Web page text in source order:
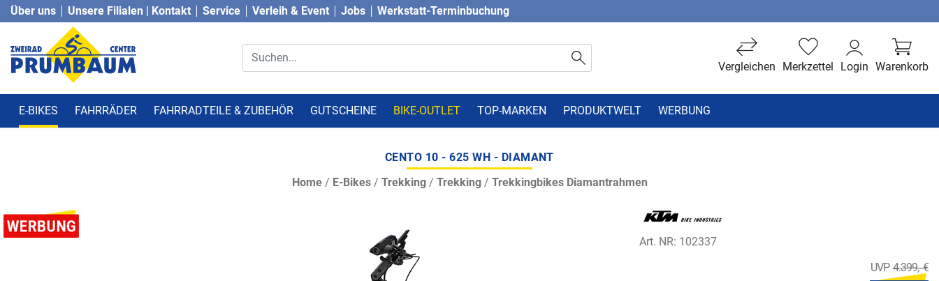
Über uns Unsere Filialen | Kontakt Service Verleih & Event Jobs Werkstatt-Terminbuchung
Warenkorb
Login
Merkzettel
Vergleichen
E-BIKES FAHRRÄDER FAHRRADTEILE & ZUBEHÖR GUTSCHEINE BIKE-OUTLET TOP-MARKEN PRODUKTWELT WERBUNG
CENTO 10 - 625 WH - DIAMANT
Home/ E-Bikes/ Trekking/ Trekking/ Trekkingbikes Diamantrahmen
Art. NR: 102337
4.399,- €